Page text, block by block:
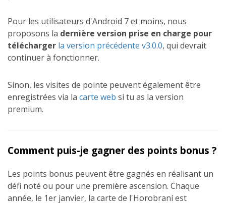
Pour les utilisateurs d'Android 7 et moins, nous
proposons la dernière version prise en charge pour
télécharger la version précédente v3.0.0, qui devrait
continuer à fonctionner.
Sinon, les visites de pointe peuvent également être
enregistrées via la carte web si tu as la version
premium.
Comment puis-je gagner des points bonus ?
Les points bonus peuvent être gagnés en réalisant un
défi noté ou pour une première ascension. Chaque
année, le 1er janvier, la carte de l'Horobraní est